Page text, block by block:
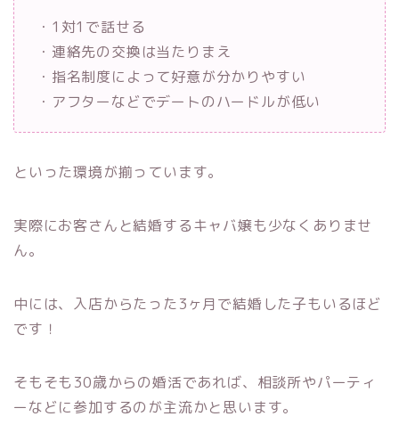
・1対1で話せる
・連絡先の交換は当たりまえ
・指名制度によって好意が分かりやすい
・アフターなどでデートのハードルが低い
といった環境が揃っています。
実際にお客さんと結婚するキャバ嬢も少なくありませ
ん。
中には、入店からたった3ヶ月で結婚した子もいるほど
です！
そもそも30歳からの婚活であれば、相談所やパーティ
ーなどに参加するのが主流かと思います。